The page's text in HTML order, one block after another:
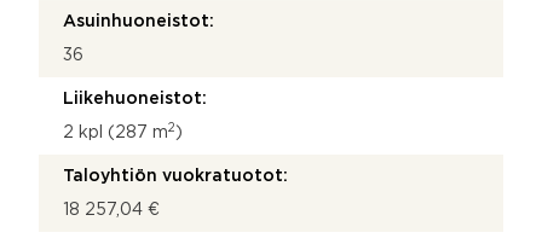
Asuinhuoneistot:
36
Liikehuoneistot:
2 kpl (287 m2 )
Taloyhtiön vuokratuotot:
18 257,04 €